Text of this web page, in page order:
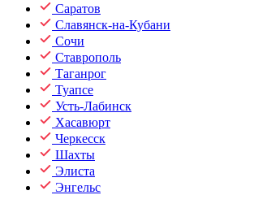
Саратов
Славянск-на-Кубани
Сочи
Ставрополь
Таганрог
Туапсе
Усть-Лабинск
Хасавюрт
Черкесск
Шахты
Элиста
Энгельс